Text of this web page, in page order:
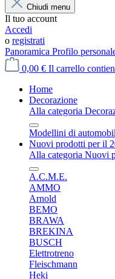
Chiudi menu
Il tuo account
Accedi
o registrati
Panoramica Profilo
0,00 € Il carrello
Home
Decorazione
Alla categoria
Modellini di
Nuovi prodotti per il
Alla categoria Nuovi
A.C.M.E.
AMMO
Arnold
BEMO
BRAWA
BREKINA
BUSCH
Elettrotreno
Fleischmann
Heki